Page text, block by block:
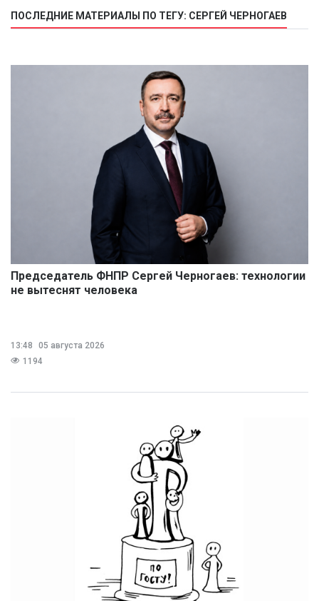
ПОСЛЕДНИЕ МАТЕРИАЛЫ ПО ТЕГУ: СЕРГЕЙ ЧЕРНОГАЕВ
Председатель ФНПР Сергей Черногаев: технологии
не вытеснят человека
13:48
05 августа 2026
1194